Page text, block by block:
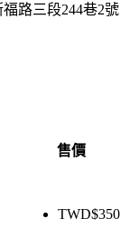
路三段244巷2號
售價
TWD$350